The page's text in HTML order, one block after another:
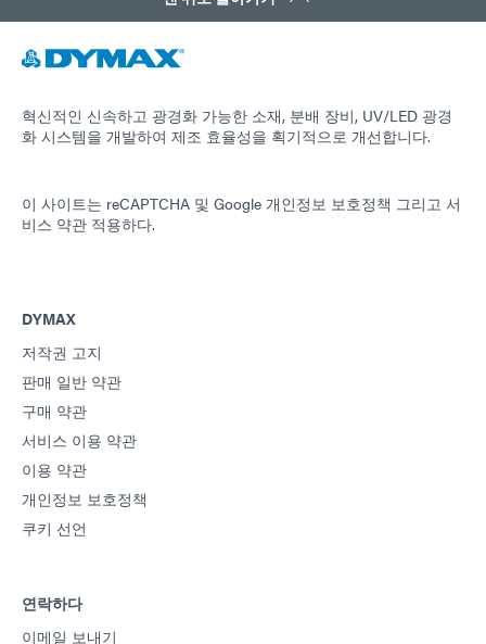
혁신적인 신속하고 광경화 가능한 소재, 분배 장비, UV/LED 광경
화 시스템을 개발하여 제조 효율성을 획기적으로 개선합니다.
이 사이트는 reCAPTCHA 및 Google 개인정보 보호정책 그리고 서
비스 약관 적용하다.
DYMAX
저작권 고지
판매 일반 약관
구매 약관
서비스 이용 약관
이용 약관
개인정보 보호정책
쿠키 선언
연락하다
이메일 보내기